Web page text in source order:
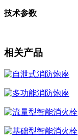
技术参数
相关产品
自泄式消防炮座
多功能消防炮座
流量型智能消火栓
基础型智能消火栓